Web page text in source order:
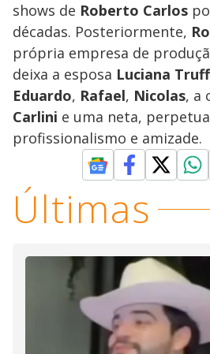
shows de Roberto Carlos
décadas. Posteriormente,
própria empresa de
deixa a esposa Luciana
Eduardo, Rafael, Nicolas, a
Carlini e uma neta,
profissionalismo e amizade.
Últimas